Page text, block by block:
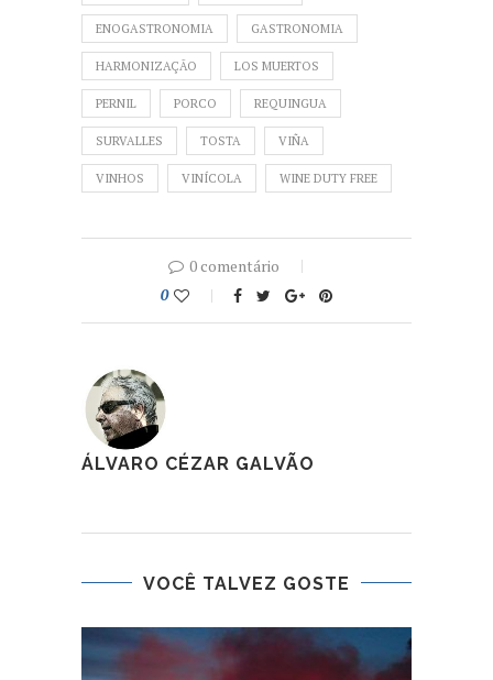
ENOGASTRONOMIA GASTRONOMIA
HARMONIZAÇÃO LOS MUERTOS
PERNIL PORCO REQUINGUA
SURVALLES TOSTA VIÑA
VINHOS VINÍCOLA WINE DUTY FREE
0 comentário
0
ÁLVARO CÉZAR GALVÃO
VOCÊ TALVEZ GOSTE